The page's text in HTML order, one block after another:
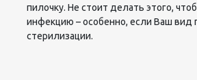
пилочку. Не стоит делать этого,
инфекцию – особенно, если Ваш вид
стерилизации.